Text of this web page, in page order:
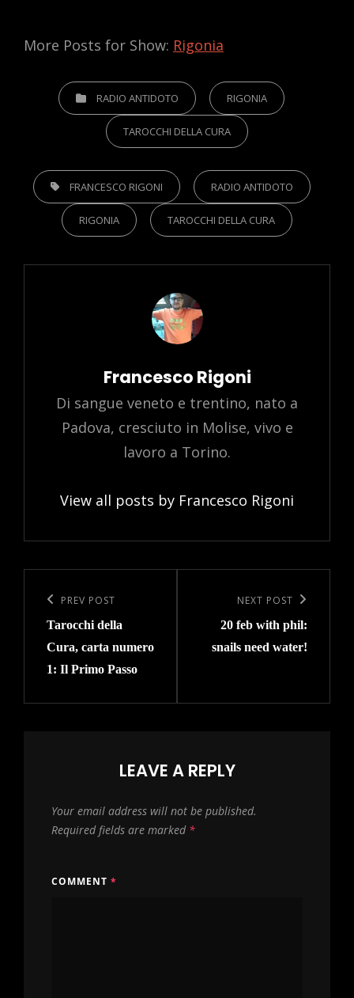
More Posts for Show: Rigonia
CATEGORIESRADIO ANTIDOTO RIGONIA
TAROCCHI DELLA CURA
TAGS, FRANCESCO RIGONI RADIO ANTIDOTO
RIGONIA TAROCCHI DELLA CURA
Author:
Francesco Rigoni
Di sangue veneto e trentino, nato a
Padova, cresciuto in Molise, vivo e
lavoro a Torino.
View all posts by Francesco Rigoni
navigation
Previous
Post
PREV POST
Tarocchi della
Cura, carta numero
1: Il Primo Passo
Post
NEXT POST
20 feb with phil:
snails need water!
LEAVE A REPLY
Your email address will not be published.
Required fields are marked *
COMMENT *